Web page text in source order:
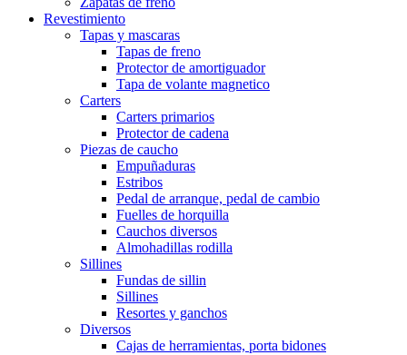
Revestimiento
Tapas y mascaras
Tapas de freno
Protector de amortiguador
Tapa de volante magnetico
Carters
Carters primarios
Protector de cadena
Piezas de caucho
Empuñaduras
Estribos
Pedal de arranque, pedal de cambio
Fuelles de horquilla
Cauchos diversos
Almohadillas rodilla
Sillines
Fundas de sillin
Sillines
Resortes y ganchos
Diversos
Cajas de herramientas, porta bidones